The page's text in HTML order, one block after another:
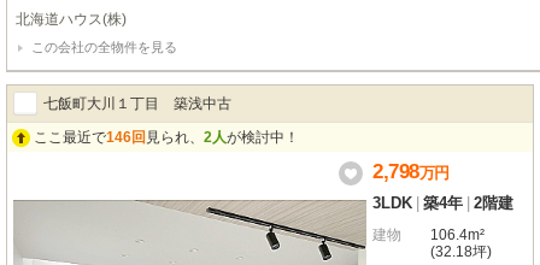
帯や夜間も安心の1階・2階の両方にトイレを設置。国道5号線や函館新道への
はわからない間取や広さなどは現地でしか体感できません。ご興味のある方は
い。ご連絡お待ちしております。
北海道ハウス(株)
この会社の全物件を見る
七飯町大川１丁目 築浅中古
ここ最近で146回 見られ、 2人が検討中！
2,798万円
3LDK 築4年 2階建
建物
106.4m²
(32.18坪)